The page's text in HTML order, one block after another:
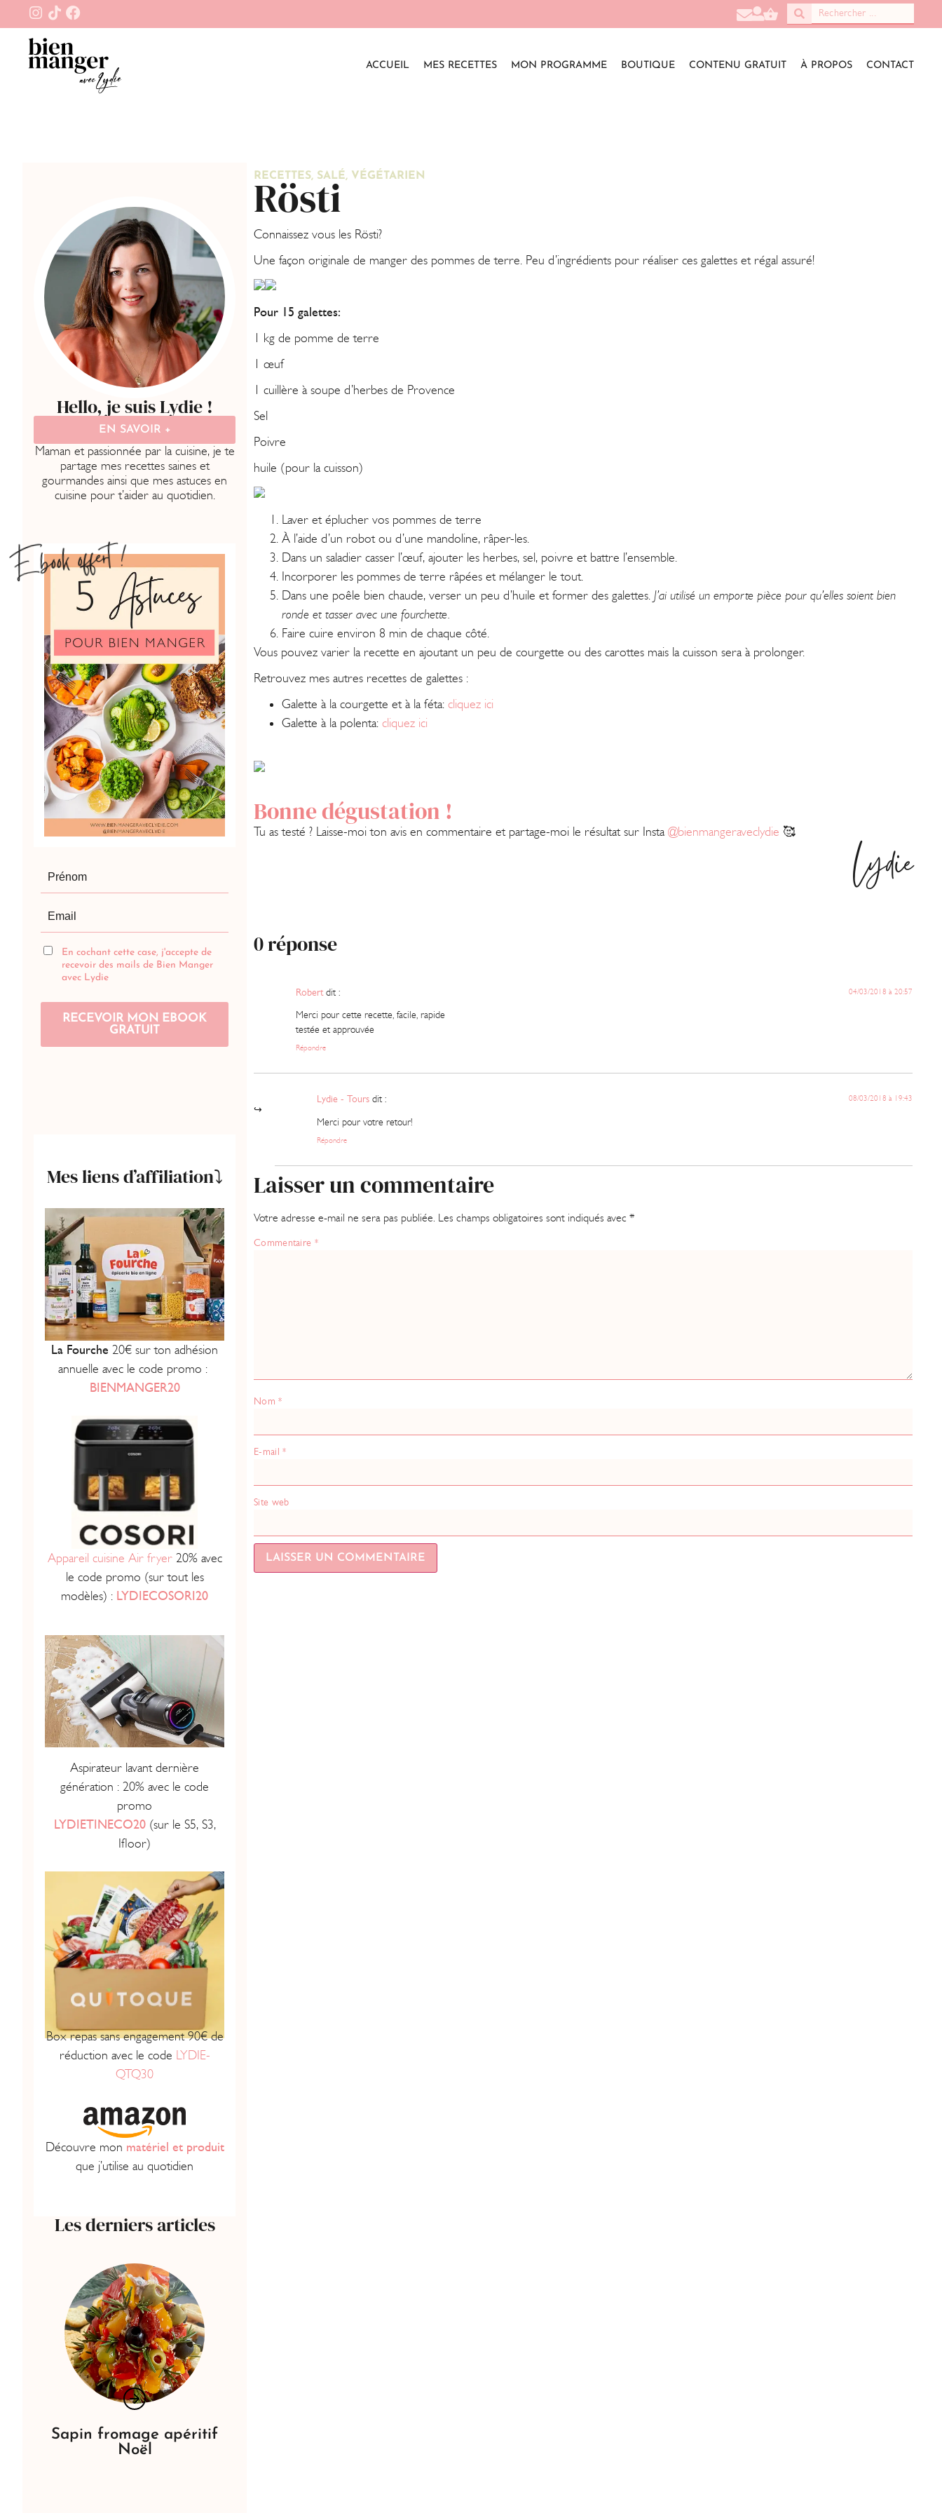
ACCUEIL MES RECETTES MON PROGRAMME BOUTIQUE CONTENU GRATUIT À PROPOS CONTACT
Hello, je suis Lydie !
EN SAVOIR +
Maman et passionnée par la cuisine, je te
partage mes recettes saines et
gourmandes ainsi que mes astuces en
cuisine pour t’aider au quotidien.
Ebook offert !
Mes liens d’affiliation⤵️
La Fourche 20€ sur ton adhésion
annuelle avec le code promo :
BIENMANGER20
Appareil cuisine Air fryer20% avec
le code promo (sur tout les
modèles) : LYDIECOSORI20
Aspirateur lavant dernière
génération : 20% avec le code
promo
LYDIETINECO20 (sur le S5, S3,
Ifloor)
Box repas sans engagement 90€ de
réduction avec le code LYDIE-
QTQ30
Découvre mon matériel et produit
que j’utilise au quotidien
Les derniers articles
Sapin fromage apéritif
Noël
RECETTES, SALÉ, VÉGÉTARIEN
Rösti
Connaissez vous les Rösti?
Une façon originale de manger des pommes de terre. Peu d’ingrédients pour réaliser ces galettes et régal assuré!
Pour 15 galettes:
1 kg de pomme de terre
1 œuf
1 cuillère à soupe d’herbes de Provence
Sel
Poivre
huile (pour la cuisson)
Laver et éplucher vos pommes de terre
À l’aide d’un robot ou d’une mandoline, râper-les.
Dans un saladier casser l’œuf, ajouter les herbes, sel, poivre et battre l’ensemble.
Incorporer les pommes de terre râpées et mélanger le tout.
Dans une poêle bien chaude, verser un peu d’huile et former des galettes. J’ai utilisé un emporte pièce pour qu’elles soient bien
ronde et tasser avec une fourchette.
Faire cuire environ 8 min de chaque côté.
Vous pouvez varier la recette en ajoutant un peu de courgette ou des carottes mais la cuisson sera à prolonger.
Retrouvez mes autres recettes de galettes :
Galette à la courgette et à la féta: cliquez ici
Galette à la polenta: cliquez ici
Bonne dégustation !
Tu as testé ? Laisse-moi ton avis en commentaire et partage-moi le résultat sur Insta @bienmangeraveclydie 🥰
Lydie
0 réponse
Robert dit : 04/03/2018 à 20:57
Merci pour cette recette, facile, rapide
testée et approuvée
Répondre
Lydie - Tours dit : 08/03/2018 à 19:43
Merci pour votre retour!
Répondre
Laisser un commentaire
Votre adresse e-mail ne sera pas publiée. Les champs obligatoires sont indiqués avec *
Commentaire *
Nom*
E-mail*
Site web